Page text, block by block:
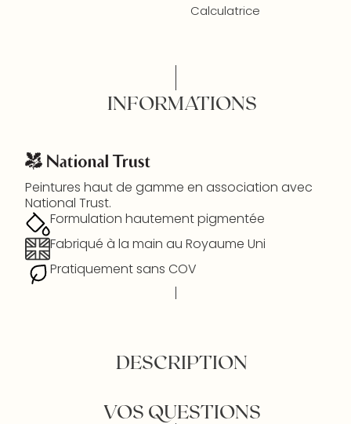
Calculatrice
INFORMATIONS
Peintures haut de gamme en association avec
National Trust.
Formulation hautement pigmentée
Fabriqué à la main au Royaume Uni
Pratiquement sans COV
DESCRIPTION
VOS QUESTIONS